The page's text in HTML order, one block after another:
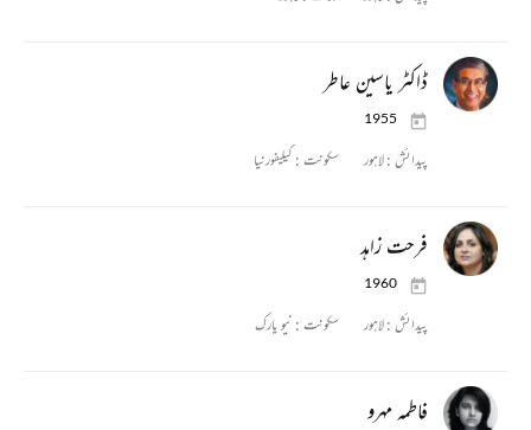
ڈاکٹر یاسین عاطر
1955
پیدائش :لاہور سکونت : کیلیفورنیا
فرحت زاہد
1960
پیدائش :لاہور سکونت : نیو یارک
فاطمہ مہرو